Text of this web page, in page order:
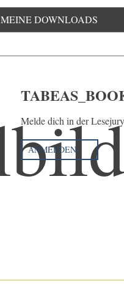
MEINE DOWNLOADS
Melde dich in der
ANMELDEN